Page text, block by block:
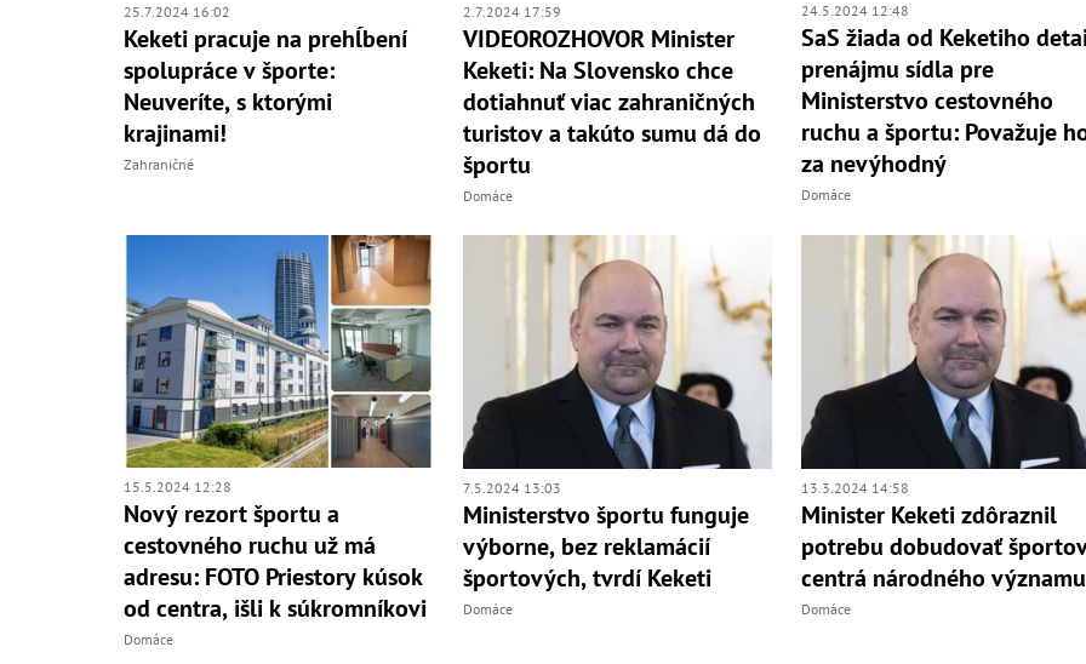
25.7.2024 16:02
Keketi pracuje na prehĺbení
spolupráce v športe:
Neuveríte, s ktorými
krajinami!
Zahraničné
2.7.2024 17:59
VIDEOROZHOVOR Minister
Keketi: Na Slovensko chce
dotiahnuť viac zahraničných
turistov a takúto sumu dá do
športu
Domáce
24.5.2024 12:48
SaS žiada od Keketiho
prenájmu sídla pre
Ministerstvo cestovného
ruchu a športu: Považuje
za nevýhodný
Domáce
15.5.2024 12:28
Nový rezort športu a
cestovného ruchu už má
adresu: FOTO Priestory kúsok
od centra, išli k súkromníkovi
Domáce
7.5.2024 13:03
Ministerstvo športu funguje
výborne, bez reklamácií
športových, tvrdí Keketi
Domáce
13.3.2024 14:58
Minister Keketi zdôraznil
potrebu dobudovať
centrá národného významu
Domáce